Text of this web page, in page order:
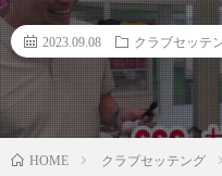
2023.09.08 クラブセッテ
HOME クラブセッテング